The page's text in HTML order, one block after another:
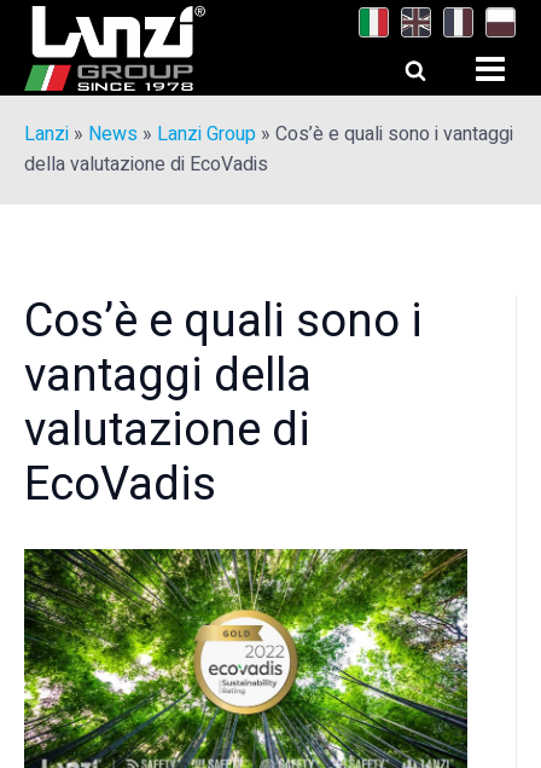
Lanzi » News » Lanzi Group » Cos’è e quali sono i vantaggi
della valutazione di EcoVadis
Cos’è e quali sono i
vantaggi della
valutazione di
EcoVadis